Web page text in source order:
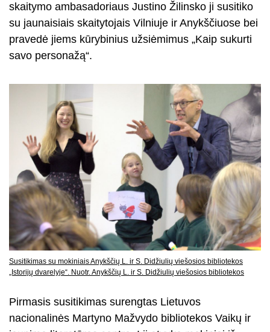
skaitymo ambasadoriaus Justino Žilinsko ji susitiko
su jaunaisiais skaitytojais Vilniuje ir Anykščiuose bei
pravedė jiems kūrybinius užsiėmimus „Kaip sukurti
savo personažą“.
Susitikimas su mokiniais Anykščių L. ir S. Didžiulių viešosios bibliotekos
„Istorijų dvarelyje“. Nuotr. Anykščių L. ir S. Didžiulių viešosios bibliotekos
Pirmasis susitikimas surengtas Lietuvos
nacionalinės Martyno Mažvydo bibliotekos Vaikų ir